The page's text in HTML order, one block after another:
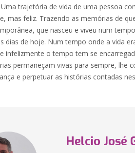
trajetória de vida de uma pessoa
mas feliz. Trazendo as memórias de
que nasceu e viveu num
dias de hoje. Num tempo onde a vida
infelizmente o tempo tem se
permaneçam vivas para sempre, lhe
e perpetuar as histórias contadas
Helcio José